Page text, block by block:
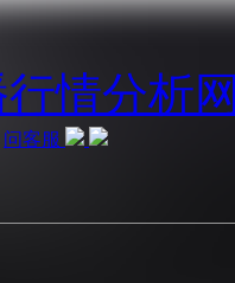
问客服